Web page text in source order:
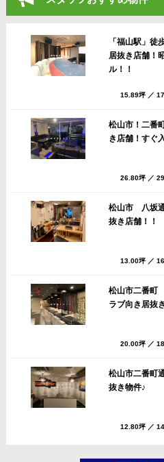
「福山駅」徒
居抜き店舗！
ル！！
15.89坪 ／
松山市！二番
き店舗！すぐ
26.80坪 ／
松山市 八坂
抜き店舗！！
13.00坪 ／
松山市二番町
ラブ向き居抜
20.00坪 ／
松山市二番町
抜き物件♪
12.80坪 ／
松山市 八坂通